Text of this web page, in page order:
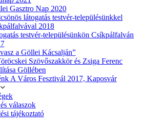
Gasztro Nap 2020
látogatás testvér-településünkkel
2018
testvér-településünkön Csíkpálfalván
a Göllei Kácsalján”
Szövőszakkör és Zsiga Ferenc
Göllében
A Város Fesztivál 2017, Kaposvár
válaszok
tájékoztató